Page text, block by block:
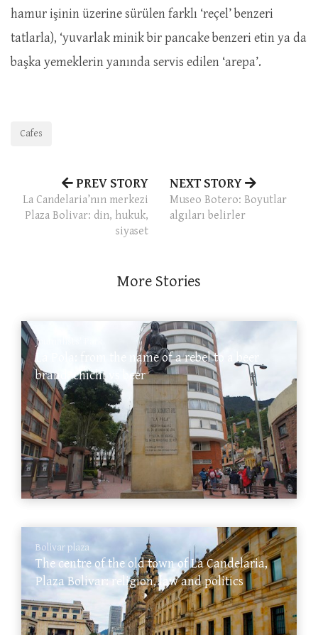
hamur işinin üzerine sürülen farklı ‘reçel’ benzeri
tatlarla), ‘yuvarlak minik bir pancake benzeri etin ya da
başka yemeklerin yanında servis edilen ‘arepa’.
Cafes
PREV STORY
La Candelaria’nın merkezi
Plaza Bolivar: din, hukuk,
siyaset
NEXT STORY
Museo Botero: Boyutlar
algıları belirler
More Stories
Journalists' Park
La Pola: from the name of a rebel to a beer
brand, chichi vs beer
Bolivar plaza
The centre of the old town of La Candelaria,
Plaza Bolivar: religion, law and politics